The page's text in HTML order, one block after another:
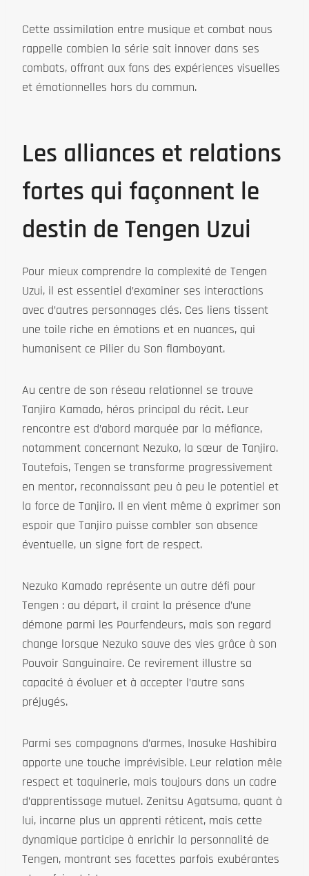
Cette assimilation entre musique et combat nous
rappelle combien la série sait innover dans ses
combats, offrant aux fans des expériences visuelles
et émotionnelles hors du commun.
Les alliances et relations
fortes qui façonnent le
destin de Tengen Uzui
Pour mieux comprendre la complexité de Tengen
Uzui, il est essentiel d’examiner ses interactions
avec d’autres personnages clés. Ces liens tissent
une toile riche en émotions et en nuances, qui
humanisent ce Pilier du Son flamboyant.
Au centre de son réseau relationnel se trouve
Tanjiro Kamado, héros principal du récit. Leur
rencontre est d’abord marquée par la méfiance,
notamment concernant Nezuko, la sœur de Tanjiro.
Toutefois, Tengen se transforme progressivement
en mentor, reconnaissant peu à peu le potentiel et
la force de Tanjiro. Il en vient même à exprimer son
espoir que Tanjiro puisse combler son absence
éventuelle, un signe fort de respect.
Nezuko Kamado représente un autre défi pour
Tengen : au départ, il craint la présence d’une
démone parmi les Pourfendeurs, mais son regard
change lorsque Nezuko sauve des vies grâce à son
Pouvoir Sanguinaire. Ce revirement illustre sa
capacité à évoluer et à accepter l’autre sans
préjugés.
Parmi ses compagnons d’armes, Inosuke Hashibira
apporte une touche imprévisible. Leur relation mêle
respect et taquinerie, mais toujours dans un cadre
d’apprentissage mutuel. Zenitsu Agatsuma, quant à
lui, incarne plus un apprenti réticent, mais cette
dynamique participe à enrichir la personnalité de
Tengen, montrant ses facettes parfois exubérantes